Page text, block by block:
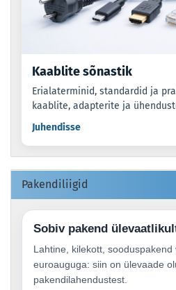
Kaablite sõnastik
Erialaterminid, standardid ja
kaablite, adapterite ja
Juhendisse
Pakendiliigid
Sobiv pakend
Lahtine, kilekott,
euroauguga: siin on ülevaade
pakendilahendustest.